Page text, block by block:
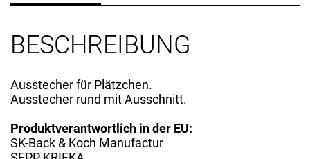
BESCHREIBUNG
Ausstecher für Plätzchen.
Ausstecher rund mit Ausschnitt.
Produktverantwortlich in der EU:
SK-Back & Koch Manufactur